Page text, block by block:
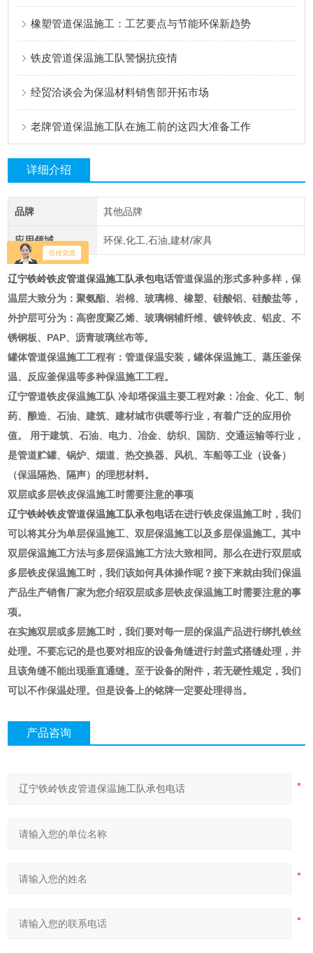
橡塑管道保温施工：工艺要点与节能环保新趋势
铁皮管道保温施工队警惕抗疫情
经贸洽谈会为保温材料销售部开拓市场
老牌管道保温施工队在施工前的这四大准备工作
详细介绍
品牌 其他品牌
应用领域 环保,化工,石油,建材/家具
辽宁铁岭铁皮管道保温施工队承包电话管道保温的形式多种多样，保
温层大致分为：聚氨酯、岩棉、玻璃棉、橡塑、硅酸铝、硅酸盐等，
外护层可分为：高密度聚乙烯、玻璃钢辅纤维、镀锌铁皮、铝皮、不
锈钢板、PAP、沥青玻璃丝布等。
罐体管道保温施工工程有：管道保温安装，罐体保温施工、蒸压釜保
温、反应釜保温等多种保温施工工程。
辽宁管道铁皮保温施工队 冷却塔保温主要工程对象：冶金、化工、制
药、酿造、石油、建筑、建材城市供暖等行业，有着广泛的应用价
值。 用于建筑、石油、电力、冶金、纺织、国防、交通运输等行业，
是管道贮罐、锅炉、烟道、热交换器、风机、车船等工业（设备）
（保温隔热、隔声）的理想材料。
双层或多层铁皮保温施工时需要注意的事项
辽宁铁岭铁皮管道保温施工队承包电话在进行铁皮保温施工时，我们
可以将其分为单层保温施工、双层保温施工以及多层保温施工。其中
双层保温施工方法与多层保温施工方法大致相同。那么在进行双层或
多层铁皮保温施工时，我们该如何具体操作呢？接下来就由我们保温
产品生产销售厂家为您介绍双层或多层铁皮保温施工时需要注意的事
项。
在实施双层或多层施工时，我们要对每一层的保温产品进行绑扎铁丝
处理。不要忘记的是也要对相应的设备角缝进行封盖式搭缝处理，并
且该角缝不能出现垂直通缝。至于设备的附件，若无硬性规定，我们
可以不作保温处理。但是设备上的铭牌一定要处理得当。
产品咨询